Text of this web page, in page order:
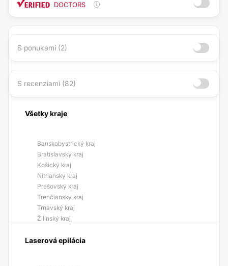
DOCTORS
S ponukami (2)
S recenziami (82)
Všetky kraje
Banskobystrický kraj
Bratislavský kraj
Košický kraj
Nitriansky kraj
Prešovský kraj
Trenčiansky kraj
Trnavský kraj
Žilinský kraj
Laserová epilácia